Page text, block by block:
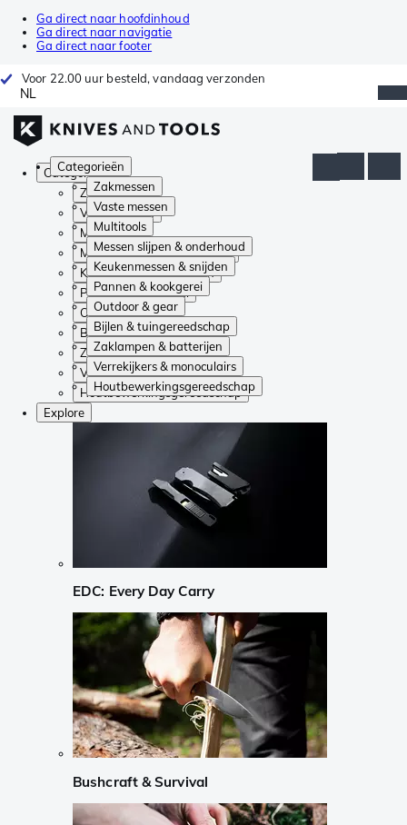
Ga direct naar hoofdinhoud
Ga direct naar navigatie
Ga direct naar footer
Voor 22.00 uur besteld, vandaag verzonden
NL
Categorieën
Zakmessen
Vaste messen
Multitools
Messen slijpen & onderhoud
Keukenmessen & snijden
Pannen & kookgerei
Outdoor & gear
Bijlen & tuingereedschap
Zaklampen & batterijen
Verrekijkers & monoculairs
Houtbewerkingsgereedschap
Categorieën
Zakmessen
Vaste messen
Multitools
Messen slijpen & onderhoud
Keukenmessen & snijden
Pannen & kookgerei
Outdoor & gear
Bijlen & tuingereedschap
Zaklampen & batterijen
Verrekijkers & monoculairs
Houtbewerkingsgereedschap
Explore
EDC: Every Day Carry
Bushcraft & Survival